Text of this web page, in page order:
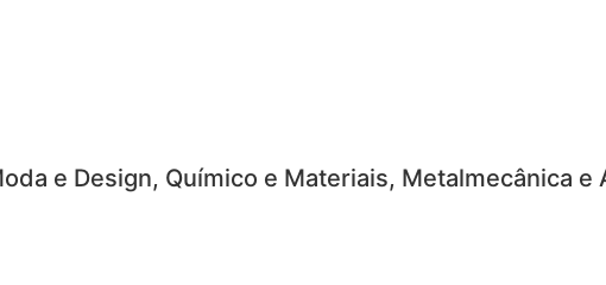
e Design, Químico e Materiais, Metalmecânica e